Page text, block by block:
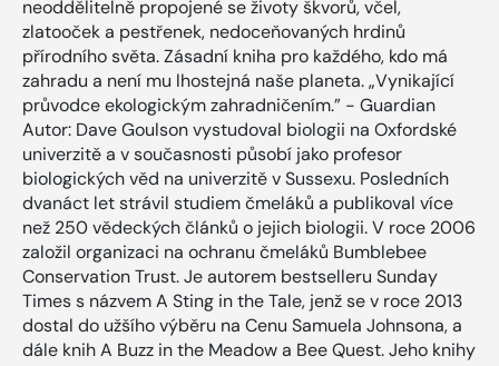
neoddělitelně propojené se životy škvorů, včel,
zlatooček a pestřenek, nedoceňovaných hrdinů
přírodního světa. Zásadní kniha pro každého, kdo má
zahradu a není mu lhostejná naše planeta. „Vynikající
průvodce ekologickým zahradničením.” - Guardian
Autor: Dave Goulson vystudoval biologii na Oxfordské
univerzitě a v současnosti působí jako profesor
biologických věd na univerzitě v Sussexu. Posledních
dvanáct let strávil studiem čmeláků a publikoval více
než 250 vědeckých článků o jejich biologii. V roce 2006
založil organizaci na ochranu čmeláků Bumblebee
Conservation Trust. Je autorem bestselleru Sunday
Times s názvem A Sting in the Tale, jenž se v roce 2013
dostal do užšího výběru na Cenu Samuela Johnsona, a
dále knih A Buzz in the Meadow a Bee Quest. Jeho knihy